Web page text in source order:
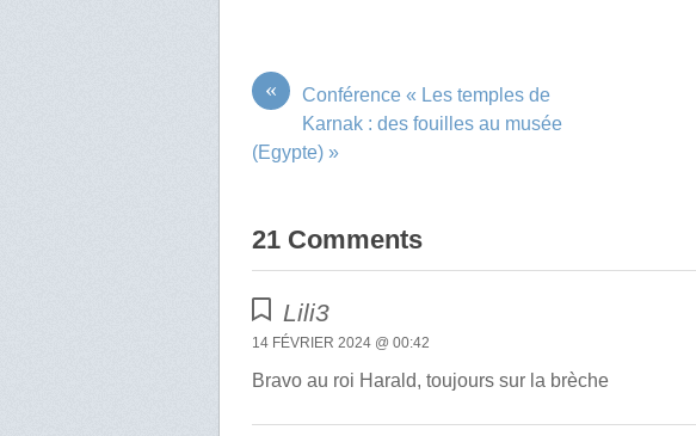
«
Conférence « Les temples de
Karnak : des fouilles au musée
(Egypte) »
21 Comments
Lili3
14 FÉVRIER 2024 @ 00:42
Bravo au roi Harald, toujours sur la brèche